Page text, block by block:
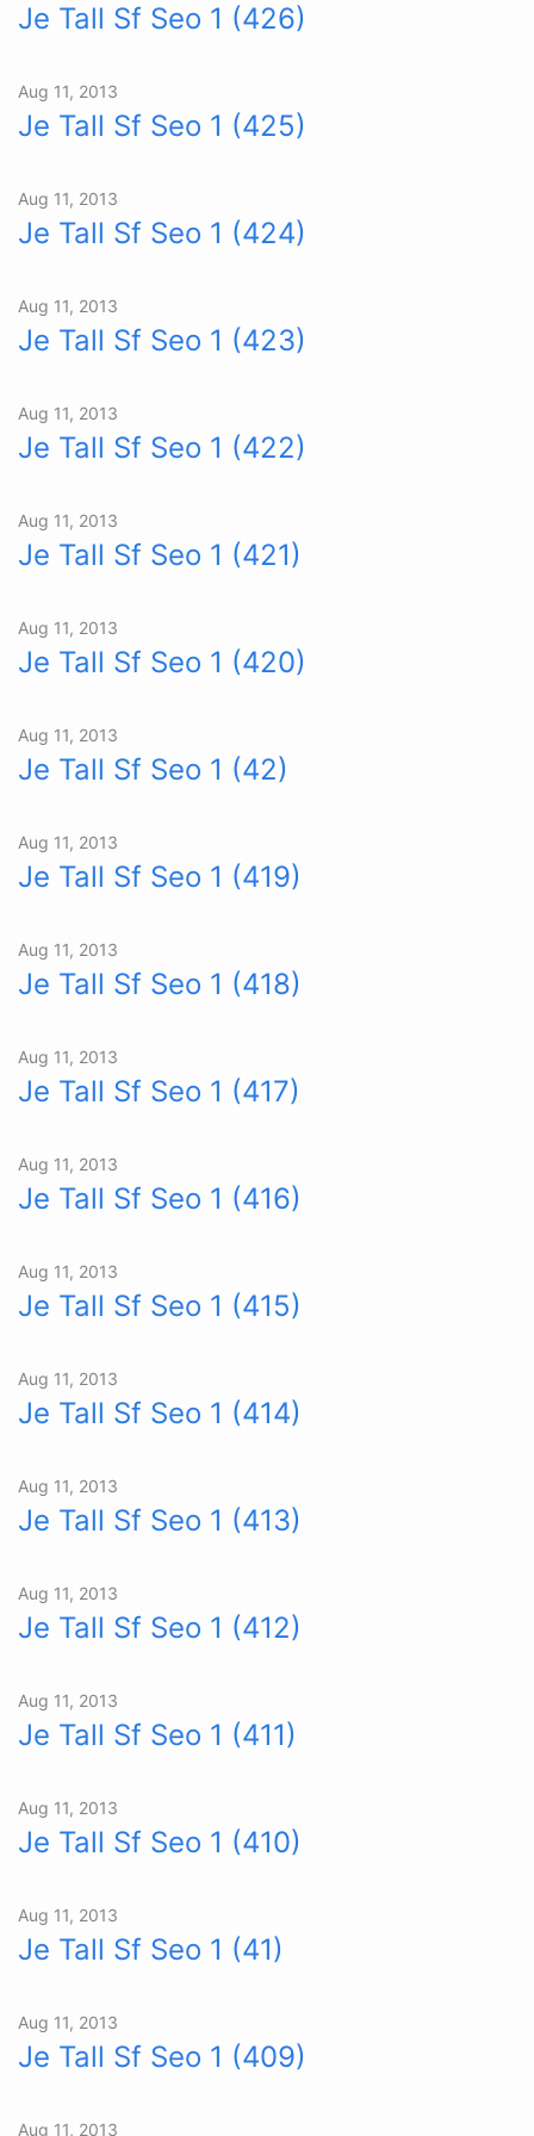
Je Tall Sf Seo 1 (426)
Aug 11, 2013
Je Tall Sf Seo 1 (425)
Aug 11, 2013
Je Tall Sf Seo 1 (424)
Aug 11, 2013
Je Tall Sf Seo 1 (423)
Aug 11, 2013
Je Tall Sf Seo 1 (422)
Aug 11, 2013
Je Tall Sf Seo 1 (421)
Aug 11, 2013
Je Tall Sf Seo 1 (420)
Aug 11, 2013
Je Tall Sf Seo 1 (42)
Aug 11, 2013
Je Tall Sf Seo 1 (419)
Aug 11, 2013
Je Tall Sf Seo 1 (418)
Aug 11, 2013
Je Tall Sf Seo 1 (417)
Aug 11, 2013
Je Tall Sf Seo 1 (416)
Aug 11, 2013
Je Tall Sf Seo 1 (415)
Aug 11, 2013
Je Tall Sf Seo 1 (414)
Aug 11, 2013
Je Tall Sf Seo 1 (413)
Aug 11, 2013
Je Tall Sf Seo 1 (412)
Aug 11, 2013
Je Tall Sf Seo 1 (411)
Aug 11, 2013
Je Tall Sf Seo 1 (410)
Aug 11, 2013
Je Tall Sf Seo 1 (41)
Aug 11, 2013
Je Tall Sf Seo 1 (409)
Aug 11, 2013